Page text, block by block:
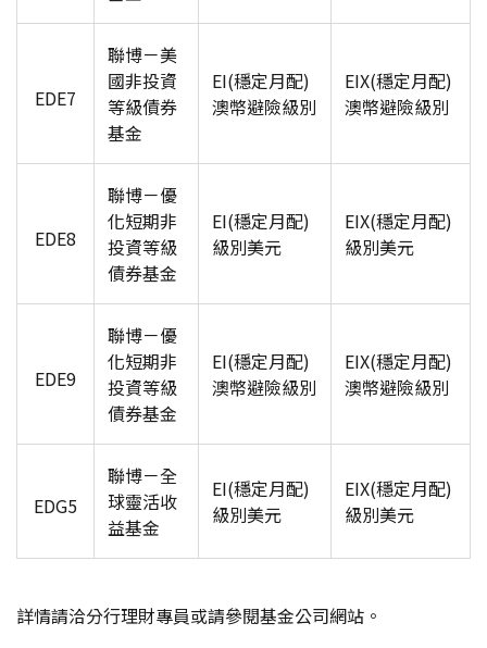
EDE7
聯博－美
國非投資
等級債券
基金
EI(穩定月配)
澳幣避險級別
EIX(穩定月配)
澳幣避險級別
EDE8
聯博－優
化短期非
投資等級
債券基金
EI(穩定月配)
級別美元
EIX(穩定月配)
級別美元
EDE9
聯博－優
化短期非
投資等級
債券基金
EI(穩定月配)
澳幣避險級別
EIX(穩定月配)
澳幣避險級別
EDG5
聯博－全
球靈活收
益基金
EI(穩定月配)
級別美元
EIX(穩定月配)
級別美元
詳情請洽分行理財專員或請參閱基金公司網站。